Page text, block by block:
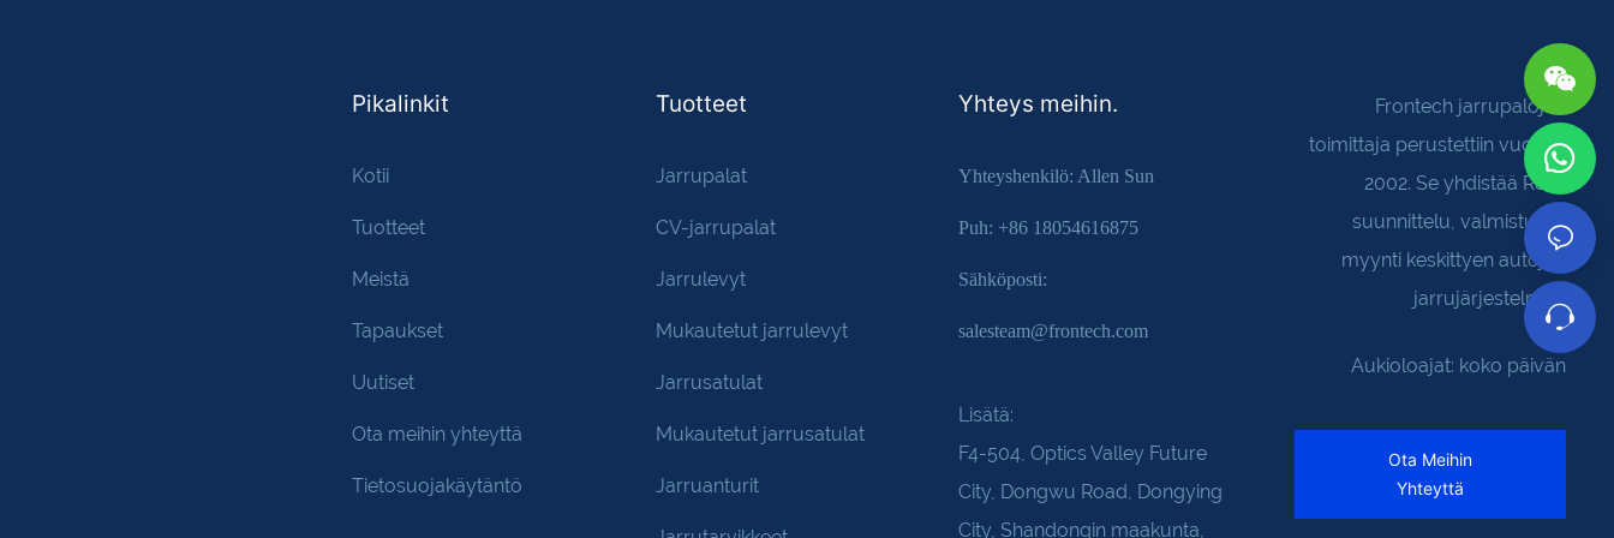
Pikalinkit
Kotii
Tuotteet
Meistä
Tapaukset
Uutiset
Ota meihin yhteyttä
Tietosuojakäytäntö
Tuotteet
Jarrupalat
CV-jarrupalat
Jarrulevyt
Mukautetut jarrulevyt
Jarrusatulat
Mukautetut jarrusatulat
Jarruanturit
Yhteys meihin.
Yhteyshenkilö: Allen Sun
Puh: +86 18054616875
Sähköposti:
salesteam@frontech.com
Lisätä:
F4-504, Optics Valley Future
City, Dongwu Road, Dongying
City, Shandongin maakunta,
Frontech jarrupalojen
toimittaja perustettiin vuonna
2002. Se yhdistää R&D,
suunnittelu, valmistus ja
myynti keskittyen autojen
jarrujärjestelmiin
Aukioloajat: koko päivän
Ota Meihin
Yhteyttä